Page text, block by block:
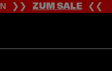
❯❯ZUM SALE❮❮